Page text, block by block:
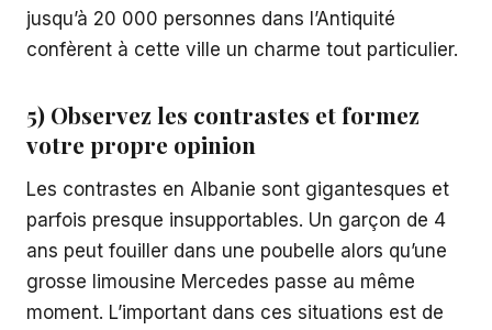
jusqu’à 20 000 personnes dans l’Antiquité
confèrent à cette ville un charme tout particulier.
5) Observez les contrastes et formez
votre propre opinion
Les contrastes en Albanie sont gigantesques et
parfois presque insupportables. Un garçon de 4
ans peut fouiller dans une poubelle alors qu’une
grosse limousine Mercedes passe au même
moment. L’important dans ces situations est de